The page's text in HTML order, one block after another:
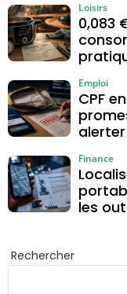
0,083
Loisirs
CPF
alerter
Emploi
les
Finance
Rechercher